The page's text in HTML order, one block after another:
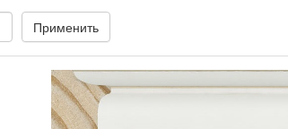
Применить